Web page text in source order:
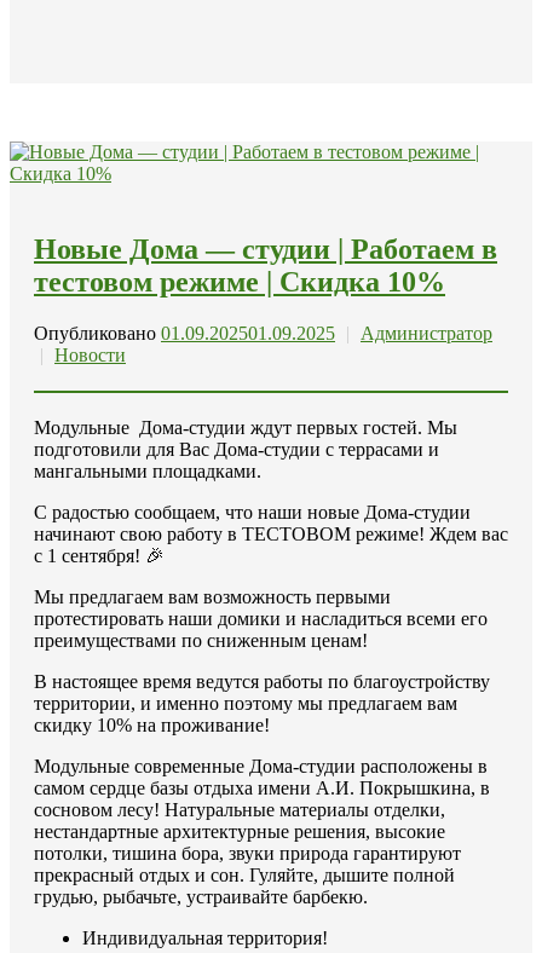
Новые Дома — студии | Работаем в
тестовом режиме | Скидка 10%
Опубликовано 01.09.202501.09.2025 |
Администратор
| Новости
Модульные Дома-студии ждут первых гостей. Мы
подготовили для Вас Дома-студии с террасами и
мангальными площадками.
С радостью сообщаем, что наши новые Дома-студии
начинают свою работу в ТЕСТОВОМ режиме! Ждем вас
с 1 сентября! 🎉
Мы предлагаем вам возможность первыми
протестировать наши домики и насладиться всеми его
преимуществами по сниженным ценам!
В настоящее время ведутся работы по благоустройству
территории, и именно поэтому мы предлагаем вам
скидку 10% на проживание!
Модульные современные Дома-студии расположены в
самом сердце базы отдыха имени А.И. Покрышкина, в
сосновом лесу! Натуральные материалы отделки,
нестандартные архитектурные решения, высокие
потолки, тишина бора, звуки природа гарантируют
прекрасный отдых и сон. Гуляйте, дышите полной
грудью, рыбачьте, устраивайте барбекю.
Индивидуальная территория!